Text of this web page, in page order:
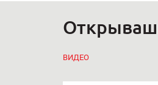
ВИДЕО